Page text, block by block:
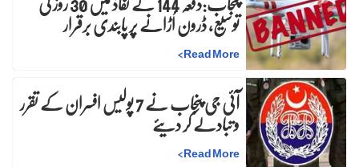
توسیع، ڈرون اُڑانے پر پابندی برقرار
Read More
>
آئی جی پنجاب نے 7 پولیس افسران کے تقرر و تبادلے کر دیئے
Read More
>